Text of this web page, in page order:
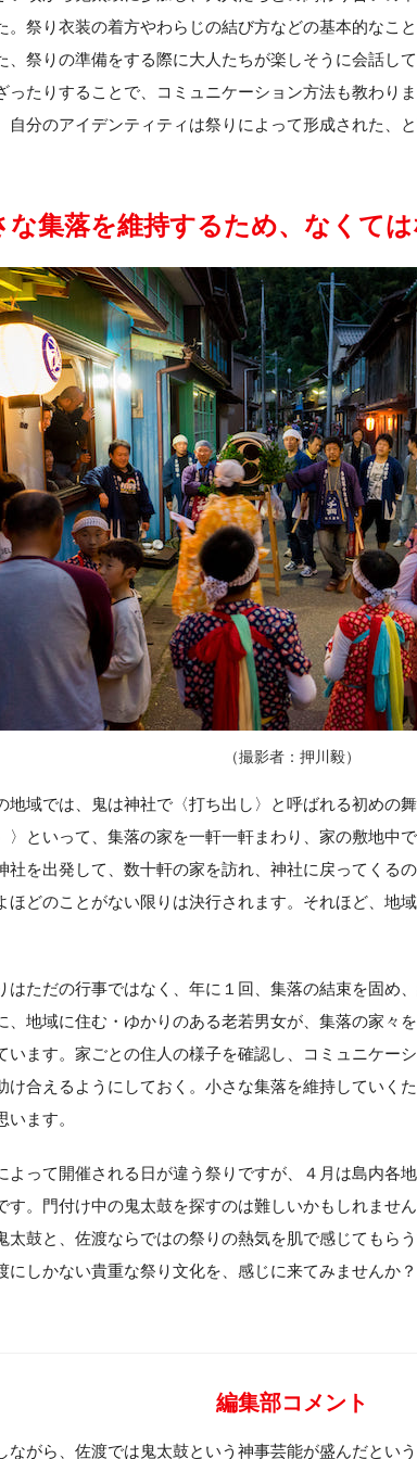
。祭り衣装の着方やわらじの結び方などの基本的なこ
、祭りの準備をする際に大人たちが楽しそうに会話し
ったりすることで、コミュニケーション方法も教わり
自分のアイデンティティは祭りによって形成された、と
な集落を維持するため、なくて
（撮影者：押川毅）
地域では、鬼は神社で〈打ち出し〉と呼ばれる初めの
〉といって、集落の家を一軒一軒まわり、家の敷地中
社を出発して、数十軒の家を訪れ、神社に戻ってくる
ほどのことがない限りは決行されます。それほど、地
はただの行事ではなく、年に１回、集落の結束を固め
、地域に住む・ゆかりのある老若男女が、集落の家々
います。家ごとの住人の様子を確認し、コミュニケー
け合えるようにしておく。小さな集落を維持していく
います。
よって開催される日が違う祭りですが、４月は島内各
す。門付け中の鬼太鼓を探すのは難しいかもしれませ
太鼓と、佐渡ならではの祭りの熱気を肌で感じてもら
にしかない貴重な祭り文化を、感じに来てみませんか？
編集部コメント
ながら、佐渡では鬼太鼓という神事芸能が盛んだとい